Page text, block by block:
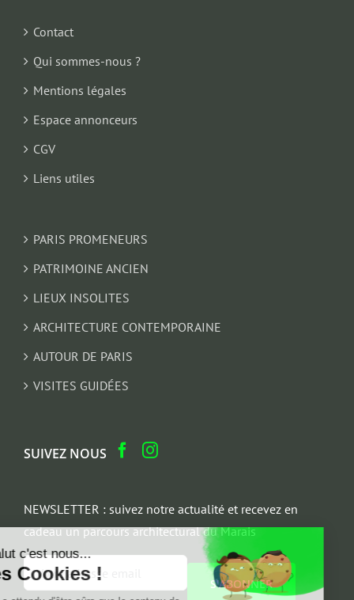
Contact
Qui sommes-nous ?
Mentions légales
Espace annonceurs
CGV
Liens utiles
PARIS PROMENEURS
PATRIMOINE ANCIEN
LIEUX INSOLITES
ARCHITECTURE CONTEMPORAINE
AUTOUR DE PARIS
VISITES GUIDÉES
SUIVEZ NOUS
NEWSLETTER : suivez notre actualité et recevez en
cadeau un parcours architectural du Marais
Email
*
Salut c'est nous...
les Cookies !